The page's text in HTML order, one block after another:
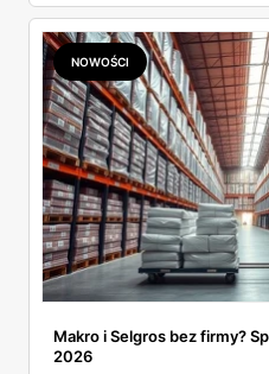
prawie 140 zł za kilogram,
waflowe bronią się nawet
NOWOŚCI
Makro i Selgros bez firmy?
2026